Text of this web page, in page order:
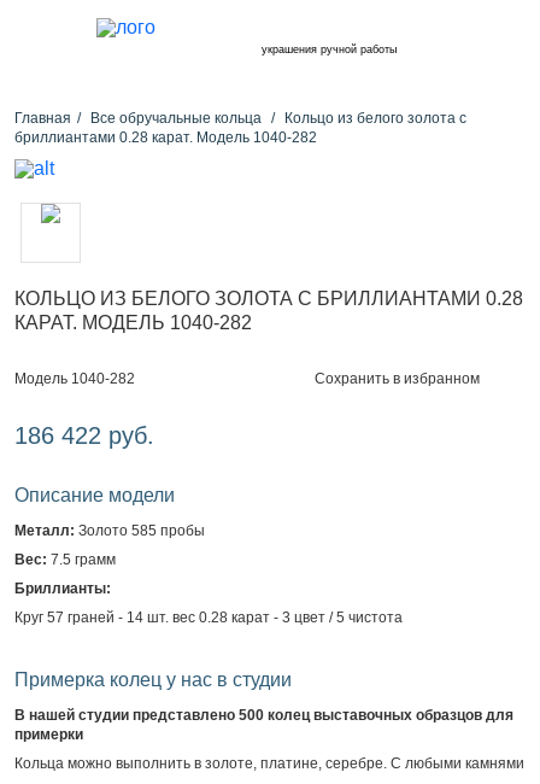
украшения ручной работы
Главная Все обручальные кольца
Кольцо из белого золота с
бриллиантами 0.28 карат. Модель 1040-282
КОЛЬЦО ИЗ БЕЛОГО ЗОЛОТА С БРИЛЛИАНТАМИ 0.28
КАРАТ. МОДЕЛЬ 1040-282
Модель 1040-282 Сохранить в избранном
186 422 руб.
Описание модели
Металл: Золото 585 пробы
Вес: 7.5 грамм
Бриллианты:
Круг 57 граней - 14 шт. вес 0.28 карат - 3 цвет / 5 чистота
Примерка колец у нас в студии
В нашей студии представлено 500 колец выставочных образцов для
примерки
Кольца можно выполнить в золоте, платине, серебре. С любыми камнями